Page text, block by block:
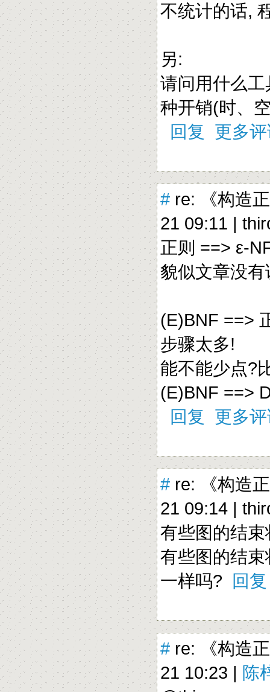
不统计的话,
另:
请问用什么
种开销(时、
回复
更多
# re: 《构造
21 09:11 |
正则 ==> ε-
貌似文章没
(E)BNF ==>
步骤太多!
能不能少点?
(E)BNF ==>
回复
更多
# re: 《构造
21 09:14 |
有些图的结
有些图的结
一样吗? 回复
# re: 《构造
21 10:23 | 陈